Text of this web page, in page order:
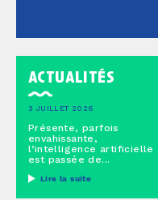
actualités
3 JUILLET 2026
Présente, parfois
envahissante,
l’intelligence artificielle
est passée de...
Lire la suite